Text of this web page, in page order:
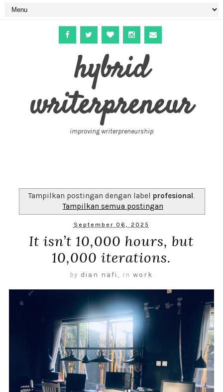
hybrid
writerpreneur
improving writerpreneurship
Tampilkan postingan dengan label profesional.
Tampilkan semua postingan
September 06, 2025
It isn’t 10,000 hours, but
10,000 iterations.
by dian nafi , in work